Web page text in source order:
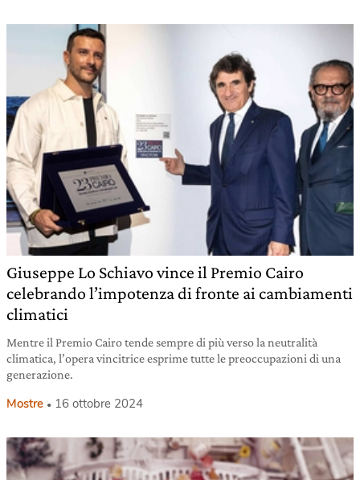
Giuseppe Lo Schiavo vince il Premio Cairo
celebrando l’impotenza di fronte ai cambiamenti
climatici
Mentre il Premio Cairo tende sempre di più verso la neutralità
climatica, l’opera vincitrice esprime tutte le preoccupazioni di una
generazione.
Mostre 16 ottobre 2024